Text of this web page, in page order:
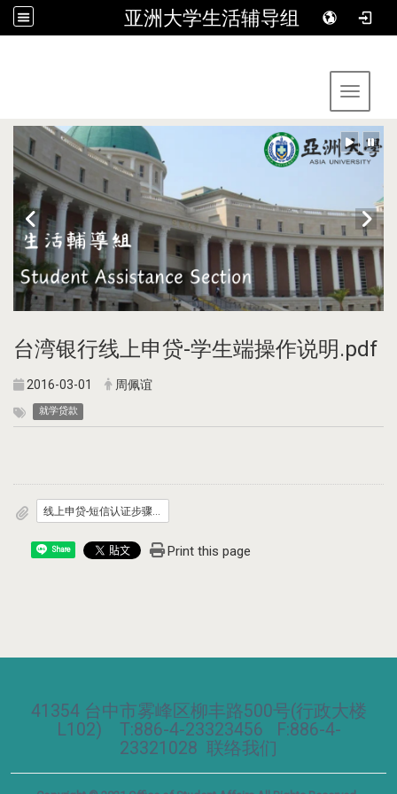
亚洲大学生活辅导组
Toggle
台湾银行线上申贷-学生端操作说明.pdf
2016-03-01 周佩谊
就学贷款
Share Print this page
41354 台中市雾峰区柳丰路500号(行政大楼
L102) T:886-4-23323456 F:886-4-
23321028 联络我们